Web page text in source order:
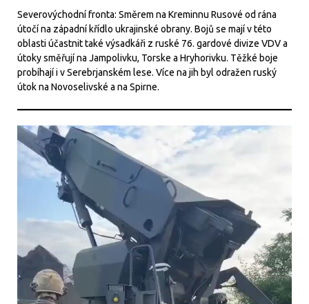
Severovýchodní fronta: Směrem na Kreminnu Rusové od rána
útočí na západní křídlo ukrajinské obrany. Bojů se mají v této
oblasti účastnit také výsadkáři z ruské 76. gardové divize VDV a
útoky směřují na Jampolivku, Torske a Hryhorivku. Těžké boje
probíhají i v Serebrjanském lese. Více na jih byl odražen ruský
útok na Novoselivské a na Spirne.